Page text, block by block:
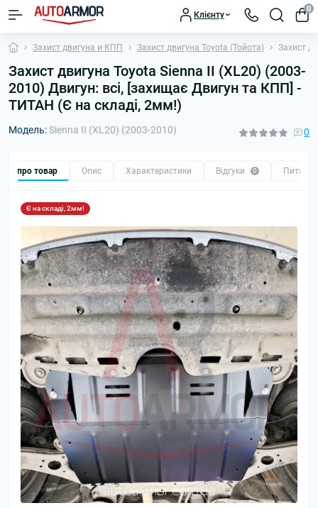
Клієнту
0
Захист двигуна и КПП Захист двигуна Toyota (Тойота) Захист
Захист двигуна Toyota Sienna II (XL20) (2003-
2010) Двигун: всі, [захищає Двигун та КПП] -
ТИТАН (Є на складі, 2мм!)
Модель:Sienna II (XL20) (2003-2010) 0
Все про товар Опис Характеристики Відгуки 0 Питання
Є на складі, 2мм!